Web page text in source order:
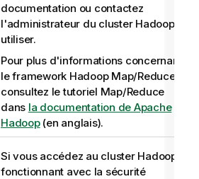
documentation ou contactez
l'administrateur du cluster Hadoop à
utiliser.
Pour plus d'informations concernant
le framework Hadoop Map/Reduce,
consultez le tutoriel Map/Reduce
dans la documentation de Apache
Hadoop(en anglais).
Si vous accédez au cluster Hadoop
fonctionnant avec la sécurité